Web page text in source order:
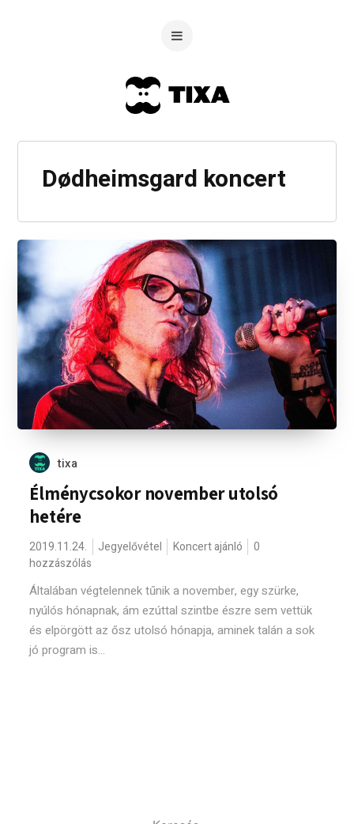
Dødheimsgard koncert
tixa
Élménycsokor november utolsó
hetére
2019.11.24. Jegyelővétel Koncert ajánló
0
hozzászólás
Általában végtelennek tűnik a november, egy szürke,
nyúlós hónapnak, ám ezúttal szintbe észre sem vettük
és elpörgött az ősz utolsó hónapja, aminek talán a sok
jó program is...